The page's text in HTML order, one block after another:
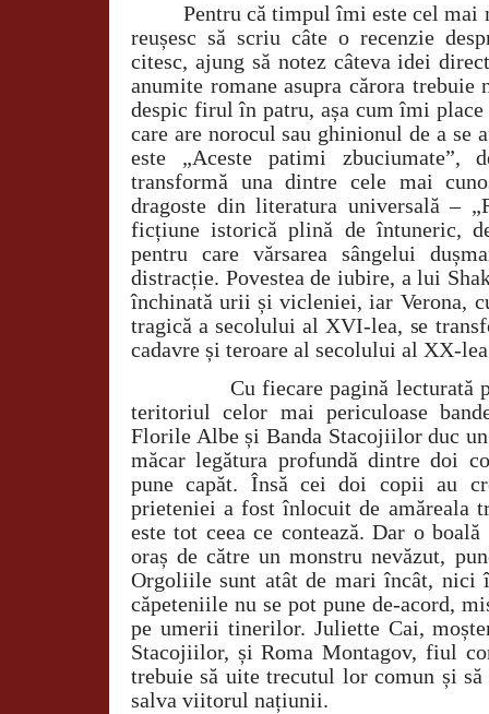
Pentru că timpul îmi este cel mai
reușesc să scriu câte o recenzie
citesc, ajung să notez câteva idei
anumite romane asupra cărora trebuie
despic firul în patru, așa cum îmi
care are norocul sau ghinionul de a
este „Aceste patimi zbuciumate”,
transformă una dintre cele mai
dragoste din literatura universală –
ficțiune istorică plină de întuneric,
pentru care vărsarea sângelui
distracție. Povestea de iubire, a lui
închinată urii și vicleniei, iar Verona,
tragică a secolului al XVI-lea, se
cadavre și teroare al secolului al XX-
Cu fiecare pagină lecturată
teritoriul celor mai periculoase
Florile Albe și Banda Stacojiilor duc
măcar legătura profundă dintre doi
pune capăt. Însă cei doi copii au
prieteniei a fost înlocuit de amăreala
este tot ceea ce contează. Dar o
oraș de către un monstru nevăzut,
Orgoliile sunt atât de mari încât, nici
căpeteniile nu se pot pune de-acord,
pe umerii tinerilor. Juliette Cai,
Stacojiilor, și Roma Montagov, fiul
trebuie să uite trecutul lor comun și
salva viitorul națiunii.